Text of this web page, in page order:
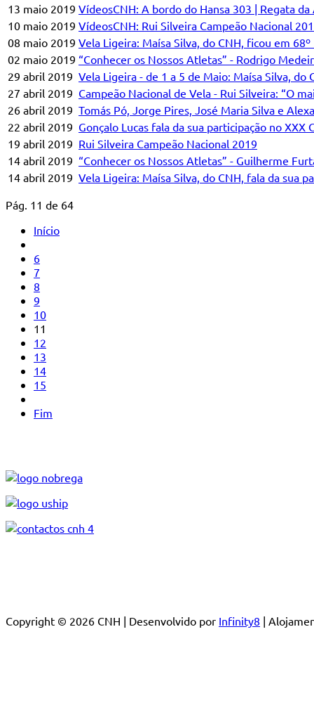
13 maio 2019 VídeosCNH: A bordo do Hansa 303 | Regata da
10 maio 2019 VídeosCNH: Rui Silveira Campeão Nacional
08 maio 2019 Vela Ligeira: Maísa Silva, do CNH, ficou em
02 maio 2019 “Conhecer os Nossos Atletas” - Rodrigo
29 abril 2019 Vela Ligeira - de 1 a 5 de Maio: Maísa Silva, do
27 abril 2019 Campeão Nacional de Vela - Rui Silveira: “O
26 abril 2019 Tomás Pó, Jorge Pires, José Maria Silva e
22 abril 2019 Gonçalo Lucas fala da sua participação no
19 abril 2019 Rui Silveira Campeão Nacional 2019
14 abril 2019 “Conhecer os Nossos Atletas” - Guilherme
14 abril 2019 Vela Ligeira: Maísa Silva, do CNH, fala da sua
Pág. 11 de 64
Início
6
7
8
9
10
11
12
13
14
15
Fim
Copyright © 2026 CNH | Desenvolvido por Infinity8 |